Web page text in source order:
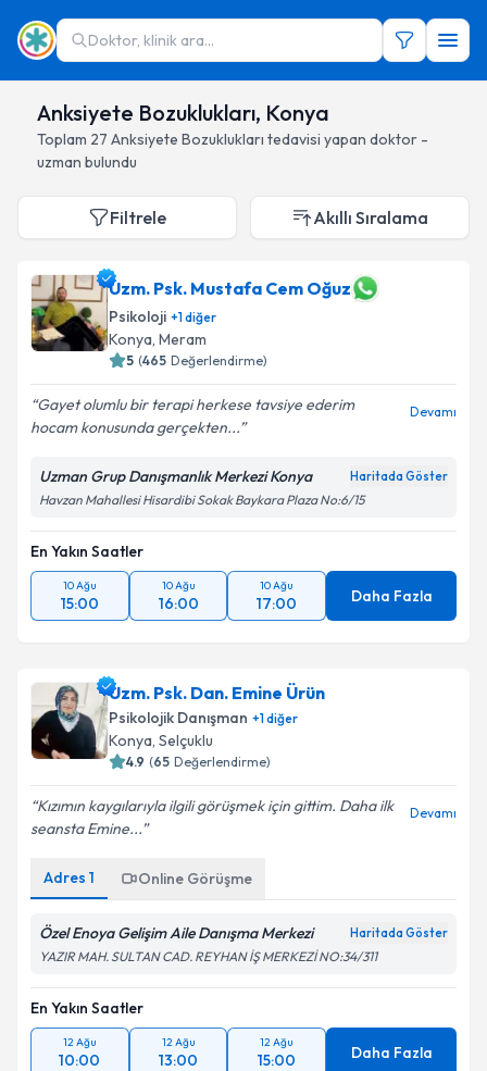
Doktor, klinik ara...
Anksiyete Bozuklukları, Konya
Toplam 27 Anksiyete Bozuklukları tedavisi yapan doktor -
uzman bulundu
Filtrele Akıllı Sıralama
Uzm. Psk. Mustafa Cem Oğuz
Psikoloji +1diğer
Konya, Meram
5 (465 Değerlendirme)
Gayet olumlu bir terapi herkese tavsiye ederim
hocam konusunda gerçekten...
Devamı
Uzman Grup Danışmanlık Merkezi Konya Haritada Göster
Havzan Mahallesi Hisardibi Sokak Baykara Plaza No:6/15
En Yakın Saatler
10 Ağu
15:00
10 Ağu
16:00
10 Ağu
17:00 Daha Fazla
Uzm. Psk. Dan. Emine Ürün
Psikolojik Danışman +1diğer
Konya, Selçuklu
4.9 (65 Değerlendirme)
Kızımın kaygılarıyla ilgili görüşmek için gittim. Daha ilk
seansta Emine...
Devamı
Adres 1 Online Görüşme
Özel Enoya Gelişim Aile Danışma Merkezi Haritada Göster
YAZIR MAH. SULTAN CAD. REYHAN İŞ MERKEZİ NO:34/311
En Yakın Saatler
12 Ağu
10:00
12 Ağu
13:00
12 Ağu
15:00 Daha Fazla